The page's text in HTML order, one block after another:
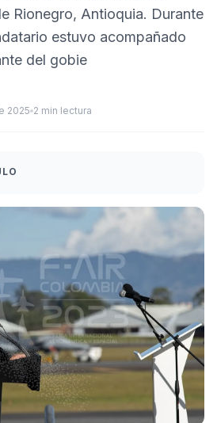
Rionegro, Antioquia. Durante
estuvo acompañado
del gobie
2025 2 min lectura